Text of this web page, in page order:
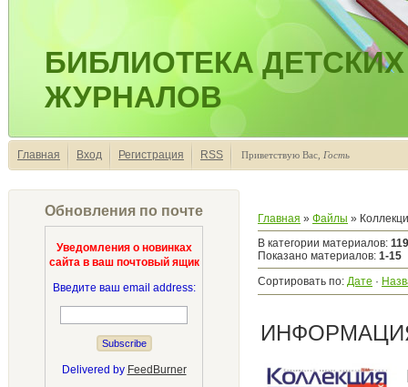
БИБЛИОТЕКА ДЕТСКИХ
ЖУРНАЛОВ
Главная Вход Регистрация RSS Приветствую Вас Гость
Обновления по почте
Уведомления о новинках
сайта в ваш почтовый ящик
Введите ваш email address:
Delivered by FeedBurner
Главная » Файлы »
В категории материалов: 119
Показано материалов: 1-15
Сортировать по: Дате ·